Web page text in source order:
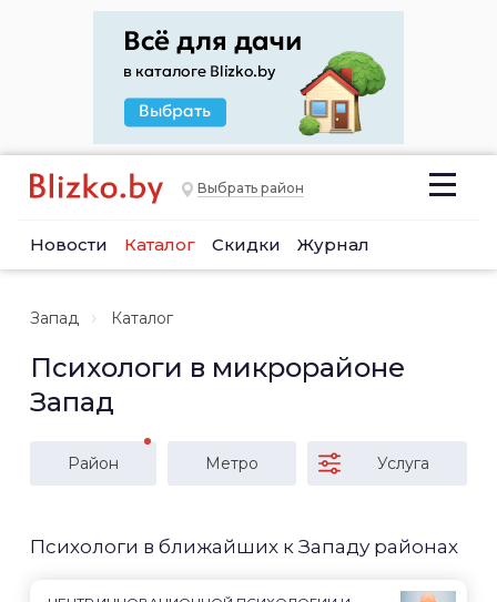
Выбрать район
Новости Каталог Скидки Журнал
Запад Каталог
Психологи в микрорайоне
Запад
Район Метро Услуга
Психологи в ближайших к Западу районах